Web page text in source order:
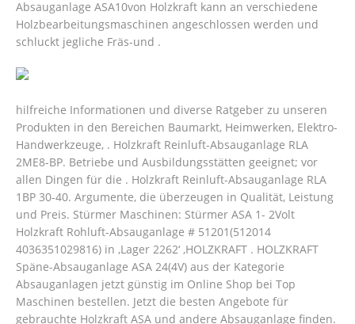
Absauganlage ASA10von Holzkraft kann an verschiedene
Holzbearbeitungsmaschinen angeschlossen werden und
schluckt jegliche Fräs-und .
hilfreiche Informationen und diverse Ratgeber zu unseren
Produkten in den Bereichen Baumarkt, Heimwerken, Elektro-
Handwerkzeuge, . Holzkraft Reinluft-Absauganlage RLA
2ME8-BP. Betriebe und Ausbildungsstätten geeignet; vor
allen Dingen für die . Holzkraft Reinluft-Absauganlage RLA
1BP 30-40. Argumente, die überzeugen in Qualität, Leistung
und Preis. Stürmer Maschinen: Stürmer ASA 1- 2Volt
Holzkraft Rohluft-Absauganlage # 51201(512014
4036351029816) in ‚Lager 2262‘ ‚HOLZKRAFT . HOLZKRAFT
Späne-Absauganlage ASA 24(4V) aus der Kategorie
Absauganlagen jetzt günstig im Online Shop bei Top
Maschinen bestellen. Jetzt die besten Angebote für
gebrauchte Holzkraft ASA und andere Absauganlage finden.